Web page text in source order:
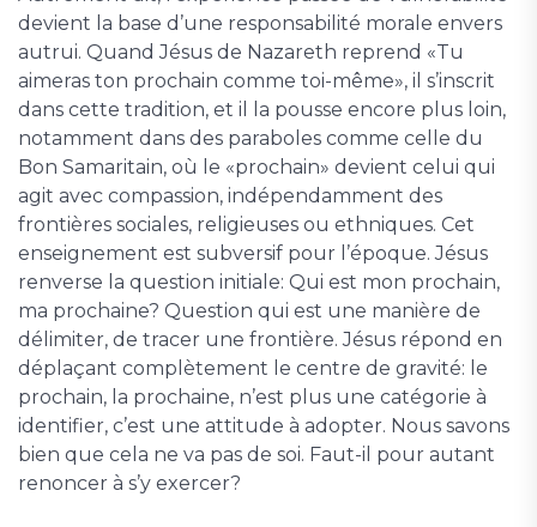
devient la base d’une responsabilité morale envers
autrui. Quand Jésus de Nazareth reprend «Tu
aimeras ton prochain comme toi-même», il s’inscrit
dans cette tradition, et il la pousse encore plus loin,
notamment dans des paraboles comme celle du
Bon Samaritain, où le «prochain» devient celui qui
agit avec compassion, indépendamment des
frontières sociales, religieuses ou ethniques. Cet
enseignement est subversif pour l’époque. Jésus
renverse la question initiale: Qui est mon prochain,
ma prochaine? Question qui est une manière de
délimiter, de tracer une frontière. Jésus répond en
déplaçant complètement le centre de gravité: le
prochain, la prochaine, n’est plus une catégorie à
identifier, c’est une attitude à adopter. Nous savons
bien que cela ne va pas de soi. Faut-il pour autant
renoncer à s’y exercer?